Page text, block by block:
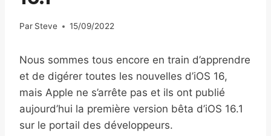
Par Steve 15/09/2022
Nous sommes tous encore en train d’apprendre
et de digérer toutes les nouvelles d’iOS 16,
mais Apple ne s’arrête pas et ils ont publié
aujourd’hui la première version bêta d’iOS 16.1
sur le portail des développeurs.